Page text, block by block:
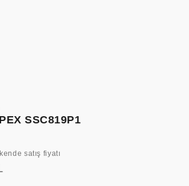
SSC819P1
satış fiyatı